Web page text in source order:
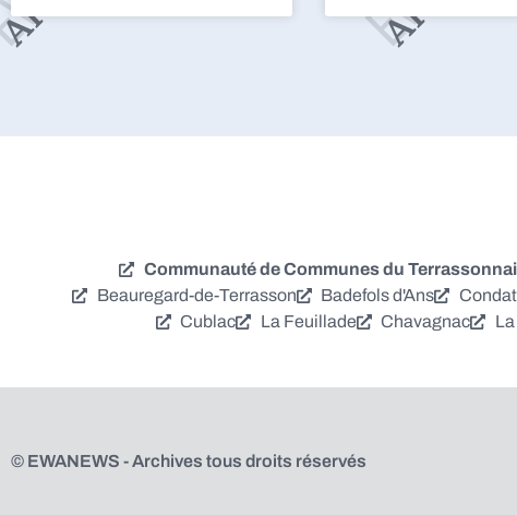
Communauté de Communes du
Beauregard-de-Terrasson
Badefols d'Ans
Cublac
La Feuillade Chavagnac
© EWANEWS - Archives tous droits réservés